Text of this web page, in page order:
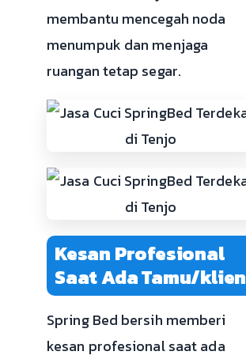
membantu mencegah noda
menumpuk dan menjaga
ruangan tetap segar.
Kesan Profesional
Saat Ada Tamu/klien
Spring Bed bersih memberi
kesan profesional saat ada